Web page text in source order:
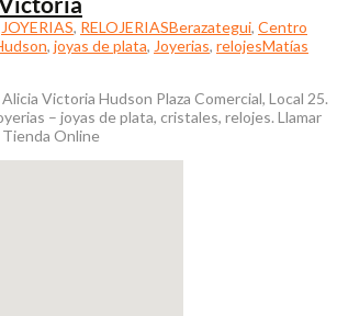
JOYERIAS, RELOJERIASBerazategui, Centro
, joyas de plata, Joyerias, relojesMatías
Victoria Hudson Plaza Comercial, Local 25.
– joyas de plata, cristales, relojes. Llamar
Online